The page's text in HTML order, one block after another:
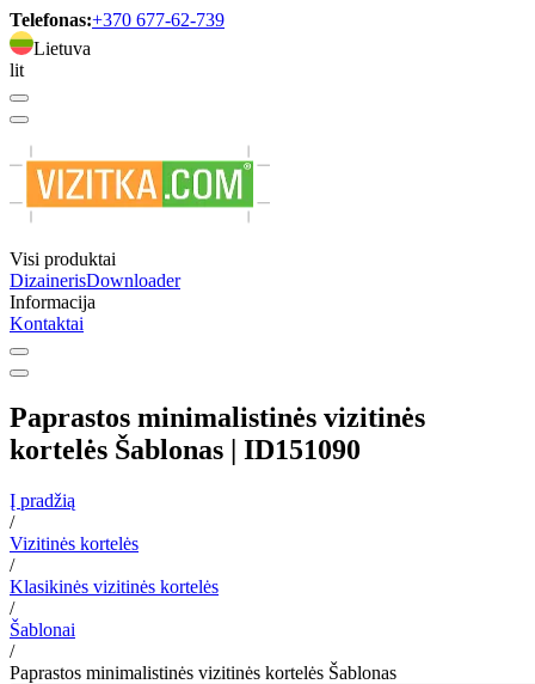
Telefonas:+370 677-62-739
Lietuva
lit
Visi produktai
DizainerisDownloader
Informacija
Kontaktai
Paprastos minimalistinės vizitinės
kortelės Šablonas | ID151090
Į pradžią
/
Vizitinės kortelės
/
Klasikinės vizitinės kortelės
/
Šablonai
/
Paprastos minimalistinės vizitinės kortelės Šablonas